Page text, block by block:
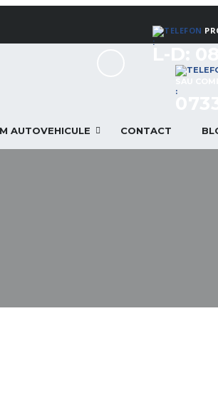
:
:
AUTOVEHICULE CONTACT